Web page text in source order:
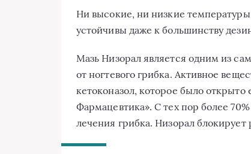
Ни высокие, ни низкие
устойчивы даже к большинству
Мазь Низорал является одним из
от ногтевого грибка. Активное
кетоконазол, которое было открыто
Фармацевтика». С тех пор более
лечения грибка. Низорал блокирует